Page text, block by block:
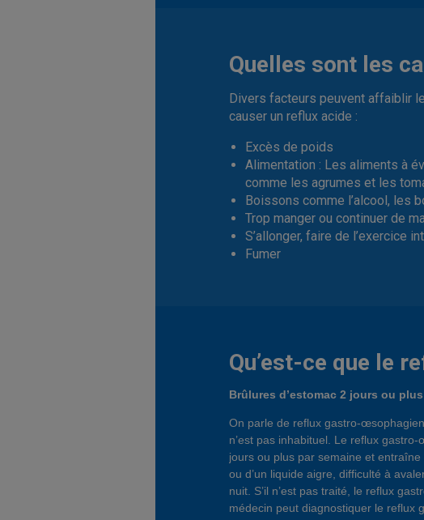
Quelles sont les
Divers facteurs peuvent affaiblir
causer un reflux acide :
Excès de poids
Alimentation : Les aliments à
comme les agrumes et les
Boissons comme l’alcool, les
Trop manger ou continuer de
S’allonger, faire de l’exercice
Fumer
Qu’est-ce que le
Brûlures d’estomac 2 jours ou
On parle de reflux gastro-
n’est pas inhabituel. Le reflux
jours ou plus par semaine et
ou d’un liquide aigre, difficulté à
nuit. S’il n’est pas traité, le reflux
médecin peut diagnostiquer le reflux